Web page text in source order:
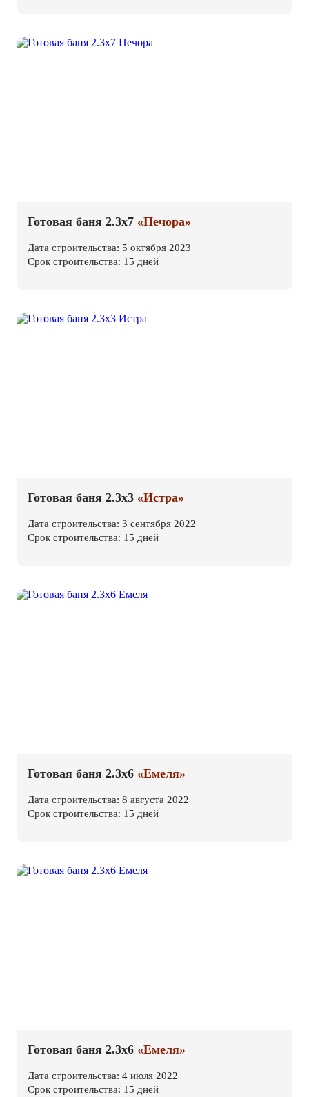
Готовая баня 2.3х7 «Печора»
Дата строительства: 5 октября 2023
Срок строительства: 15 дней
Готовая баня 2.3х3 «Истра»
Дата строительства: 3 сентября 2022
Срок строительства: 15 дней
Готовая баня 2.3х6 «Емеля»
Дата строительства: 8 августа 2022
Срок строительства: 15 дней
Готовая баня 2.3х6 «Емеля»
Дата строительства: 4 июля 2022
Срок строительства: 15 дней